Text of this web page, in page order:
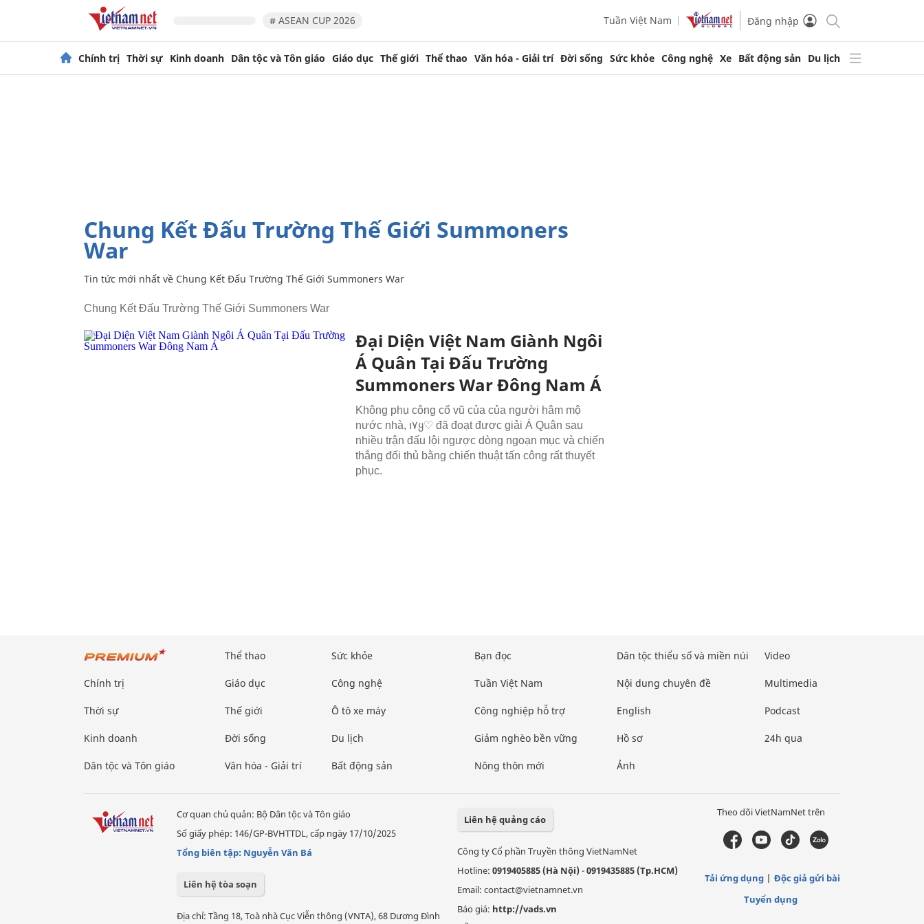
# ASEAN CUP 2026 Tuần Việt Nam Đăng nhập
Chính trị Thời sự Kinh doanh Dân tộc và Tôn giáo Giáo dục Thế giới Thể thao Văn hóa - Giải trí Đời sống Sức khỏe Công nghệ Xe Bất động sản Du lịch
Chung Kết Đấu Trường Thế Giới Summoners
War
Tin tức mới nhất về Chung Kết Đấu Trường Thế Giới Summoners War
Chung Kết Đấu Trường Thế Giới Summoners War
Đại Diện Việt Nam Giành Ngôi
Á Quân Tại Đấu Trường
Summoners War Đông Nam Á
Không phụ công cổ vũ của của người hâm mộ
nước nhà, ı۷ყ♡ đã đoạt được giải Á Quân sau
nhiều trận đấu lội ngược dòng ngoạn mục và chiến
thắng đối thủ bằng chiến thuật tấn công rất thuyết
phục.
Chính trị
Thời sự
Kinh doanh
Dân tộc và Tôn giáo
Thể thao
Giáo dục
Thế giới
Đời sống
Văn hóa - Giải trí
Sức khỏe
Công nghệ
Ô tô xe máy
Du lịch
Bất động sản
Bạn đọc
Tuần Việt Nam
Công nghiệp hỗ trợ
Giảm nghèo bền vững
Nông thôn mới
Dân tộc thiểu số và miền núi
Nội dung chuyên đề
English
Hồ sơ
Ảnh
Video
Multimedia
Podcast
24h qua
Cơ quan chủ quản: Bộ Dân tộc và Tôn giáo
Số giấy phép: 146/GP-BVHTTDL, cấp ngày 17/10/2025
Tổng biên tập: Nguyễn Văn Bá
Liên hệ tòa soạn
Địa chỉ: Tầng 18, Toà nhà Cục Viễn thông (VNTA), 68 Dương Đình
Liên hệ quảng cáo
Công ty Cổ phần Truyền thông VietNamNet
Hotline: 0919405885 (Hà Nội)-0919435885 (Tp.HCM)
Email: contact@vietnamnet.vn
Báo giá: http://vads.vn
Theo dõi VietNamNet trên
Tải ứng dụng
Độc giả gửi bài
Tuyển dụng